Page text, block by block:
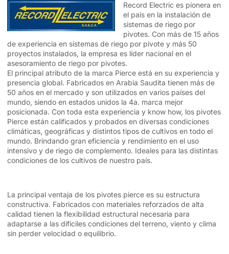
Record Electric es pionera en
el país en la instalación de
sistemas de riego por
pivotes. Con más de 15 años
de experiencia en sistemas de riego por pivote y más 50
proyectos instalados, la empresa es líder nacional en el
asesoramiento de riego por pivotes.
El principal atributo de la marca Pierce está en su experiencia y
presencia global. Fabricados en Arabia Saudita tienen más de
50 años en el mercado y son utilizados en varios países del
mundo, siendo en estados unidos la 4a. marca mejor
posicionada. Con toda esta experiencia y know how, los pivotes
Pierce están calificados y probados en diversas condiciones
climáticas, geográficas y distintos tipos de cultivos en todo el
mundo. Brindando gran eficiencia y rendimiento en el uso
intensivo y de riego de complemento. Ideales para las distintas
condiciones de los cultivos de nuestro país.
La principal ventaja de los pivotes pierce es su estructura
constructiva. Fabricados con materiales reforzados de alta
calidad tienen la flexibilidad estructural necesaria para
adaptarse a las difíciles condiciones del terreno, viento y clima
sin perder velocidad o equilibrio.